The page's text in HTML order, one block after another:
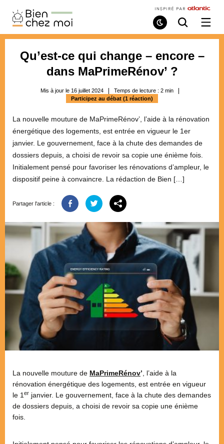
Bien
Chez
Moi
Mode
de
Recherche
/
Qu’est-ce qui change – encore –
dans MaPrimeRénov’ ?
Mis à jour le 16 juillet 2024 Temps de lecture : 2 min
Participez au débat (1 réaction)
La nouvelle mouture de MaPrimeRénov’, l’aide à la rénovation
énergétique des logements, est entrée en vigueur le 1er
janvier. Le gouvernement, face à la chute des demandes de
dossiers depuis, a choisi de revoir sa copie une énième fois.
Initialement pensé pour favoriser les rénovations d’ampleur, le
dispositif peine à convaincre. La rédaction de Bien […]
Partager l'article :
La nouvelle mouture de MaPrimeRénov’ , l’aide à la
rénovation énergétique des logements, est entrée en vigueur
le 1 er janvier. Le gouvernement, face à la chute des demandes
de dossiers depuis, a choisi de revoir sa copie une énième
fois.